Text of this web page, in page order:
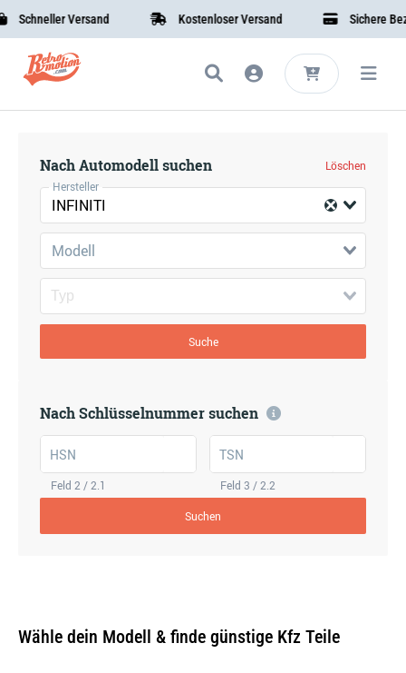
Schneller Versand Kostenloser Versand Sichere
Nach Automodell suchen
Löschen
Hersteller
INFINITI
Modell
Suche
Nach Schlüsselnummer suchen
HSN
Feld 2 / 2.1
TSN
Feld 3 / 2.2
Suchen
Wähle dein Modell & finde günstige Kfz Teile